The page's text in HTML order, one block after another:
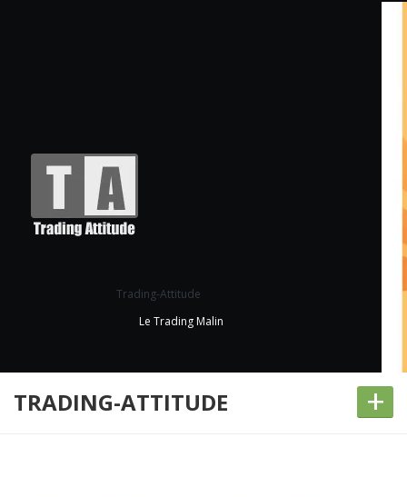
Trading-Attitude
Le Trading Malin
TRADING-ATTITUDE +